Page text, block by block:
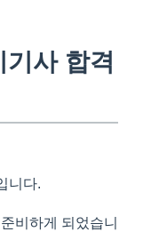
사 합격
니다.
비하게 되었습니